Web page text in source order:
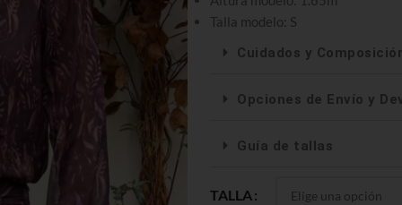
Talla modelo: S
Cuidados y
Opciones de Envío y
Guía de tallas
TALLA